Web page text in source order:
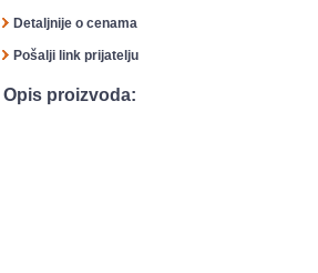
Detaljnije o cenama
Pošalji link prijatelju
Opis proizvoda: